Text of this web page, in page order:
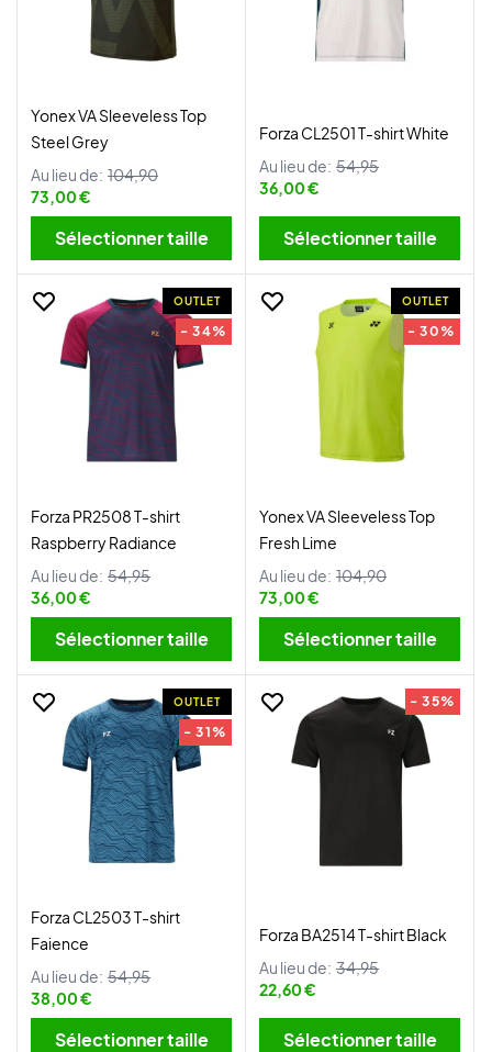
Yonex VA Sleeveless Top
Steel Grey
Au lieu de: 104,90
73,00 €
Sélectionner taille
Forza CL2501 T-shirt White
Au lieu de: 54,95
36,00 €
Sélectionner taille
OUTLET
- 34%
Forza PR2508 T-shirt
Raspberry Radiance
Au lieu de: 54,95
36,00 €
Sélectionner taille
OUTLET
- 30%
Yonex VA Sleeveless Top
Fresh Lime
Au lieu de: 104,90
73,00 €
Sélectionner taille
OUTLET
- 31%
Forza CL2503 T-shirt
Faience
Au lieu de: 54,95
38,00 €
Sélectionner taille
- 35%
Forza BA2514 T-shirt Black
Au lieu de: 34,95
22,60 €
Sélectionner taille